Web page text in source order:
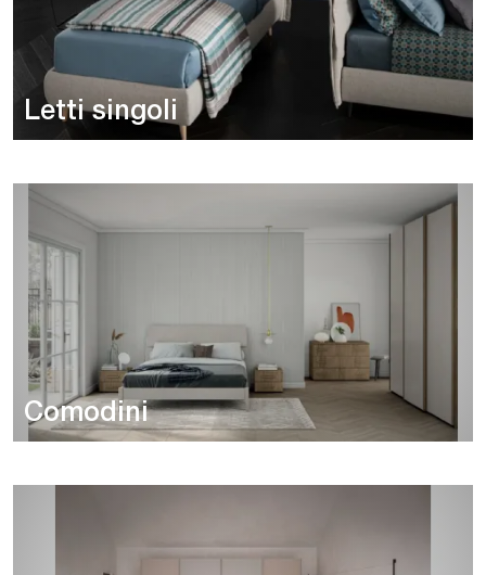
Letti singoli
Comodini